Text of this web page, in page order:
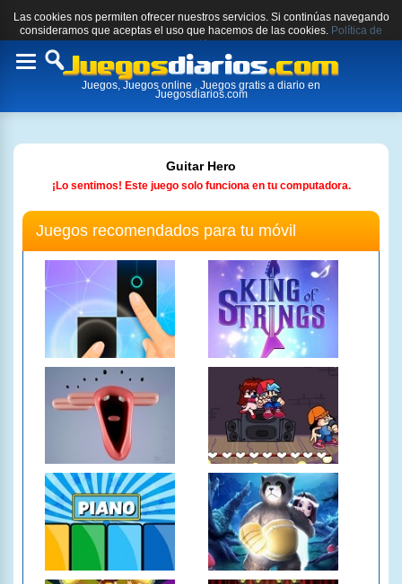
Las cookies nos permiten ofrecer nuestros servicios. Si continúas navegando
consideramos que aceptas el uso que hacemos de las cookies. Política de
cookies.
Toggle
Juegos, Juegos online , Juegos gratis a diario en
Juegosdiarios.com
Guitar Hero
¡Lo sentimos! Este juego solo funciona en tu computadora.
Juegos recomendados para tu móvil